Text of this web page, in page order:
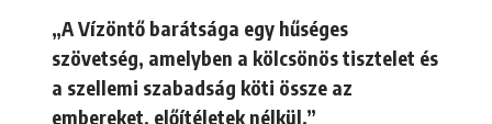
„A Vízöntő barátsága egy hűséges
szövetség, amelyben a kölcsönös tisztelet és
a szellemi szabadság köti össze az
embereket, előítéletek nélkül.”